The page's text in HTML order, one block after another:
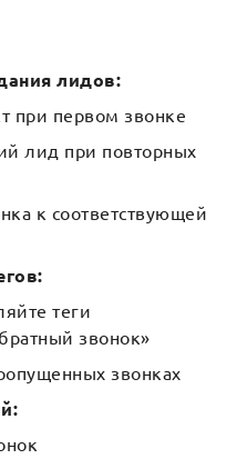
лидов:
при первом звонке
лид при повторных
к соответствующей
теги
звонок»
звонках